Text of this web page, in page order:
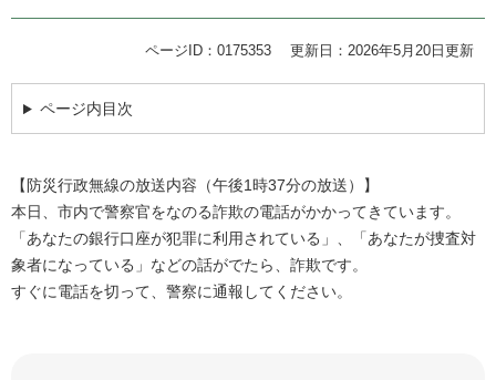
ページID：0175353 更新日：2026年5月20日更新
ページ内目次
【防災行政無線の放送内容（午後1時37分の放送）】
本日、市内で警察官をなのる詐欺の電話がかかってきています。
「あなたの銀行口座が犯罪に利用されている」、「あなたが捜査対
象者になっている」などの話がでたら、詐欺です。
すぐに電話を切って、警察に通報してください。